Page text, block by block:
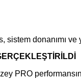
donanımı ve
performansını